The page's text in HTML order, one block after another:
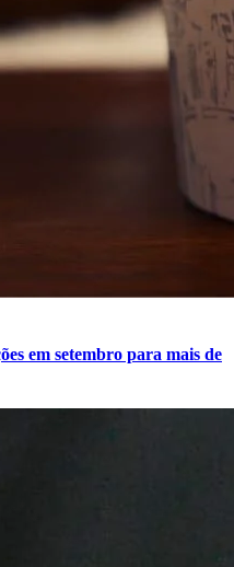
em setembro para mais de